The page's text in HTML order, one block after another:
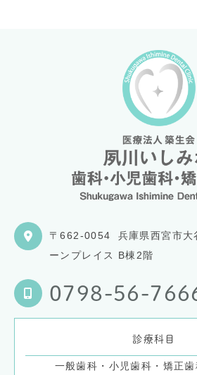
〒662-0054
兵庫県西宮市大
ーンプレイス B棟2階
0798-56-
診療科目
一般歯科・小児歯科・矯正